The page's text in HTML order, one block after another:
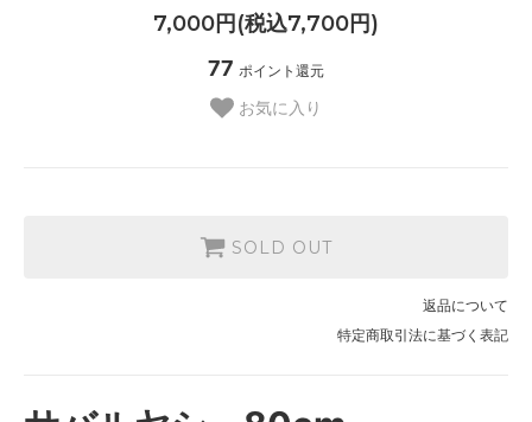
7,000円(税込7,700円)
77 ポイント還元
お気に入り
SOLD OUT
返品について
特定商取引法に基づく表記